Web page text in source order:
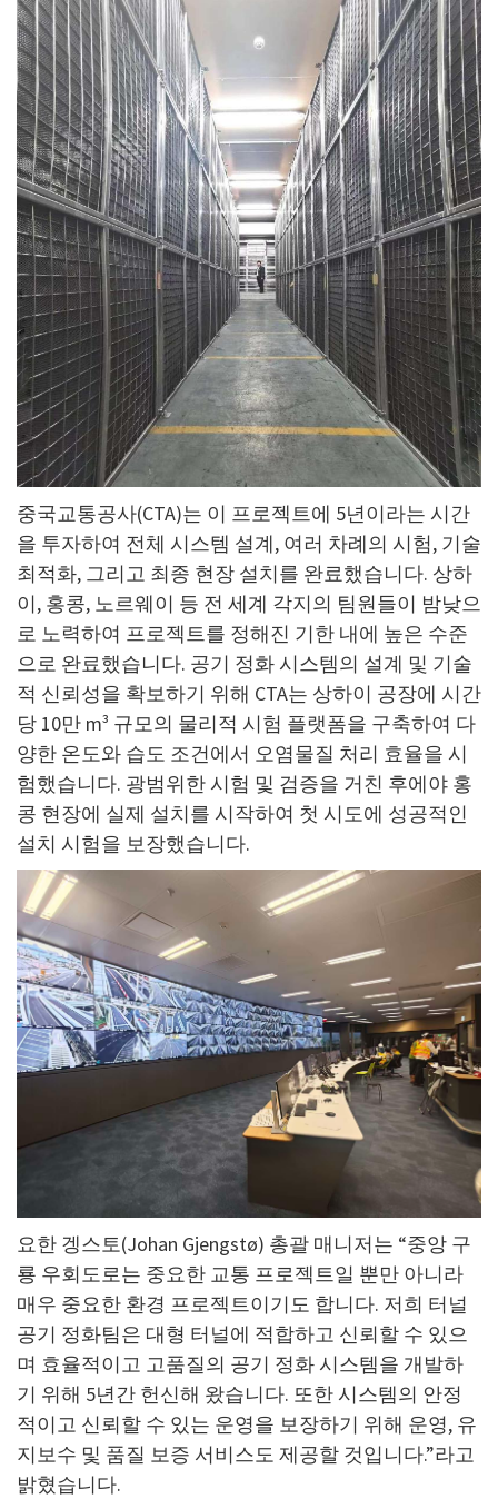
중국교통공사(CTA)는 이 프로젝트에 5년이라는 시간
을 투자하여 전체 시스템 설계, 여러 차례의 시험, 기술
최적화, 그리고 최종 현장 설치를 완료했습니다. 상하
이, 홍콩, 노르웨이 등 전 세계 각지의 팀원들이 밤낮으
로 노력하여 프로젝트를 정해진 기한 내에 높은 수준
으로 완료했습니다. 공기 정화 시스템의 설계 및 기술
적 신뢰성을 확보하기 위해 CTA는 상하이 공장에 시간
당 10만 m³ 규모의 물리적 시험 플랫폼을 구축하여 다
양한 온도와 습도 조건에서 오염물질 처리 효율을 시
험했습니다. 광범위한 시험 및 검증을 거친 후에야 홍
콩 현장에 실제 설치를 시작하여 첫 시도에 성공적인
설치 시험을 보장했습니다.
요한 겡스토(Johan Gjengstø) 총괄 매니저는 “중앙 구
룡 우회도로는 중요한 교통 프로젝트일 뿐만 아니라
매우 중요한 환경 프로젝트이기도 합니다. 저희 터널
공기 정화팀은 대형 터널에 적합하고 신뢰할 수 있으
며 효율적이고 고품질의 공기 정화 시스템을 개발하
기 위해 5년간 헌신해 왔습니다. 또한 시스템의 안정
적이고 신뢰할 수 있는 운영을 보장하기 위해 운영, 유
지보수 및 품질 보증 서비스도 제공할 것입니다.”라고
밝혔습니다.